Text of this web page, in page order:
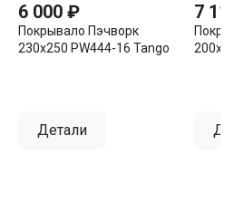
6 000 ₽
Покрывало Пэчворк
230х250 PW444-16 Tango
Детали
7